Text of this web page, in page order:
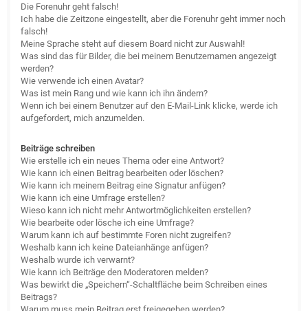
Die Forenuhr geht falsch!
Ich habe die Zeitzone eingestellt, aber die Forenuhr geht immer noch
falsch!
Meine Sprache steht auf diesem Board nicht zur Auswahl!
Was sind das für Bilder, die bei meinem Benutzernamen angezeigt
werden?
Wie verwende ich einen Avatar?
Was ist mein Rang und wie kann ich ihn ändern?
Wenn ich bei einem Benutzer auf den E-Mail-Link klicke, werde ich
aufgefordert, mich anzumelden.
Beiträge schreiben
Wie erstelle ich ein neues Thema oder eine Antwort?
Wie kann ich einen Beitrag bearbeiten oder löschen?
Wie kann ich meinem Beitrag eine Signatur anfügen?
Wie kann ich eine Umfrage erstellen?
Wieso kann ich nicht mehr Antwortmöglichkeiten erstellen?
Wie bearbeite oder lösche ich eine Umfrage?
Warum kann ich auf bestimmte Foren nicht zugreifen?
Weshalb kann ich keine Dateianhänge anfügen?
Weshalb wurde ich verwarnt?
Wie kann ich Beiträge den Moderatoren melden?
Was bewirkt die „Speichern“-Schaltfläche beim Schreiben eines
Beitrags?